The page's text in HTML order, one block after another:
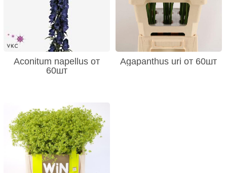
Aconitum napellus от
60шт
Agapanthus uri от 60шт